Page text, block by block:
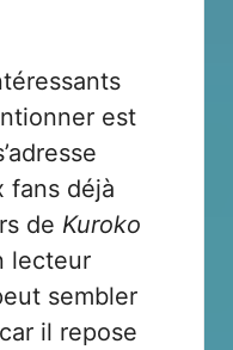
est
fans déjà
de Kuroko
lecteur
sembler
il repose